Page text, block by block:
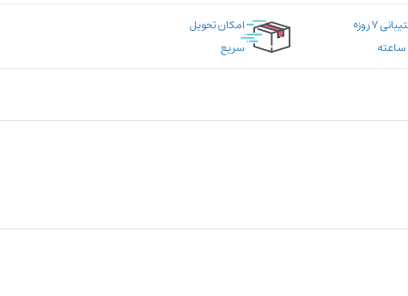
پشتیبانی ۷ روزه
امکان تحویل
سریع